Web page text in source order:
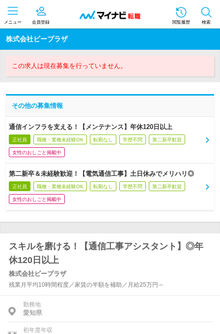
メニュー 会員登録 閲覧履歴 検索
株式会社ビープラザ
この求人は現在募集を行っていません。
その他の募集情報
通信インフラを支える！【メンテナンス】年休120日以上
正社員 職種・業種未経験OK 転勤なし 学歴不問 第二新卒歓迎
女性のおしごと掲載中
第二新卒＆未経験歓迎！【電気通信工事】土日休みでメリハリ◎
正社員 職種・業種未経験OK 転勤なし 学歴不問 第二新卒歓迎
女性のおしごと掲載中
スキルを磨ける！【通信工事アシスタント】◎年
休120日以上
株式会社ビープラザ
残業月平均10時間程度／家賃の半額を補助／月給25万円～
勤務地
愛知県
初年度年収